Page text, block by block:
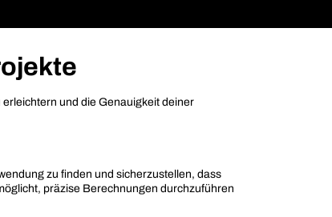
und die Genauigkeit deiner
zu finden und sicherzustellen, dass
präzise Berechnungen durchzuführen